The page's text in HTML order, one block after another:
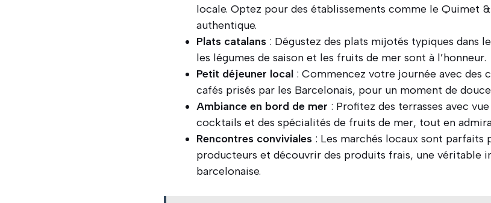
locale. Optez pour des établissements comme le Quimet
authentique.
Plats catalans : Dégustez des plats mijotés typiques dans
les légumes de saison et les fruits de mer sont à l’honneur.
Petit déjeuner local : Commencez votre journée avec des
cafés prisés par les Barcelonais, pour un moment de
Ambiance en bord de mer : Profitez des terrasses avec
cocktails et des spécialités de fruits de mer, tout en
Rencontres conviviales : Les marchés locaux sont parfaits
producteurs et découvrir des produits frais, une véritable
barcelonaise.